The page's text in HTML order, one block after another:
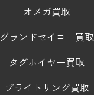
オメガ買取
グランドセイコー買取
タグホイヤー買取
ブライトリング買取